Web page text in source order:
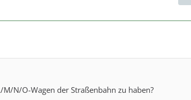
N/O-Wagen der Straßenbahn zu haben?